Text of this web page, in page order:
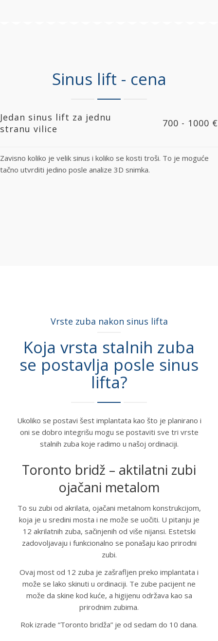
Sinus lift - cena
Jedan sinus lift za jednu
stranu vilice
700 - 1000 €
Zavisno koliko je velik sinus i koliko se kosti troši. To je moguće
tačno utvrditi jedino posle analize 3D snimka.
Vrste zuba nakon sinus lifta
Koja vrsta stalnih zuba
se postavlja posle sinus
lifta?
Ukoliko se postavi šest implantata kao što je planirano i
oni se dobro integrišu mogu se postaviti sve tri vrste
stalnih zuba koje radimo u našoj ordinaciji.
Toronto bridž – aktilatni zubi
ojačani metalom
To su zubi od akrilata, ojačani metalnom konstrukcijom,
koja je u sredini mosta i ne može se uočiti. U pitanju je
12 akrilatnih zuba, sačinjenih od više nijansi. Estetski
zadovoljavaju i funkcionalno se ponašaju kao prirodni
zubi.
Ovaj most od 12 zuba je zašrafljen preko implantata i
može se lako skinuti u ordinaciji. Te zube pacijent ne
može da skine kod kuće, a higijenu održava kao sa
prirodnim zubima.
Rok izrade “Toronto bridža” je od sedam do 10 dana.